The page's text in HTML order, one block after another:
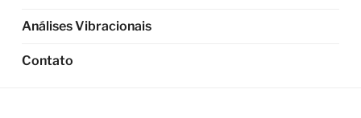
Análises Vibracionais
Contato